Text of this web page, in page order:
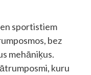
sportistiem
bez
mehāniķus.
kuru